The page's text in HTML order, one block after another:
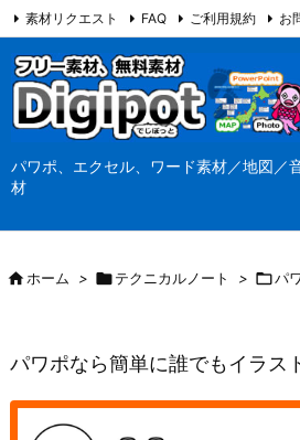
パワポ、エクセル、ワード素材／地図／
材
素材リクエスト FAQ ご利用規約 お
当サイト（Digipot.net）について
ホーム > テクニカルノート > パ
パワポなら簡単に誰でもイラス